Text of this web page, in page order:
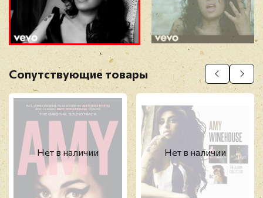
Прикрепить фото
Оставить отзыв
Перед публикацией отзывы проходят
модерацию
Сопутствующие товары
Нет в наличии Нет в наличии